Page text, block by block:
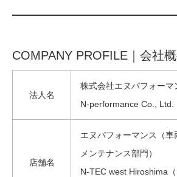
COMPANY PROFILE｜会社
法人名
株式会社エヌパフォーマ
N-performance Co., Ltd.
店舗名
エヌパフォーマンス（車
メンテナンス部門）
N-TEC west Hiroshima